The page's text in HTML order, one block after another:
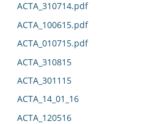
ACTA_310714.pdf
ACTA_100615.pdf
ACTA_010715.pdf
ACTA_310815
ACTA_301115
ACTA_14_01_16
ACTA_120516